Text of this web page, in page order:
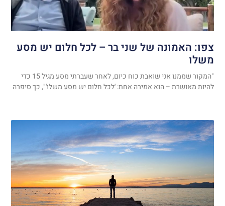
צפו: האמונה של שני בר – לכל חלום יש מסע
משלו
"המקור שממנו אני שואבת כוח כיום, לאחר שעברתי מסע מגיל 15 כדי
להיות מאושרת – הוא אמירה אחת: 'לכל חלום יש מסע משלו'", כך סיפרה